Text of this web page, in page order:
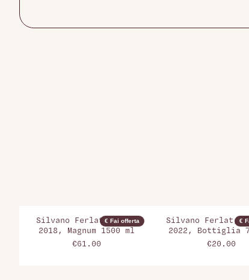
€ Fai offerta
Silvano Ferlat, Grame
2018, Magnum 1500 ml
€61.00
€
Silvano Ferlat,
2022, Bottiglia
€20.00